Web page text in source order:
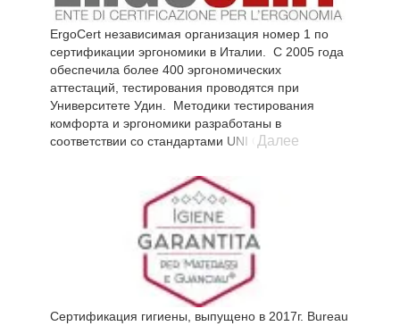
человека в тепле и не допускают перегрева или
переохлаждения во время сна.
Принцип действия волокна OUTLAST®
Вискоза Аутласт вбирает в себя излишнее тепло
исходящее от тела спящего, сохраняет его и
затем медленно отдает обратно. За счет этого
происходит постоянный тепловой кругооборот,
температура которого постоянно регулируется.
ErgoCert независимая организация номер 1 по
сертификации эргономики в Италии. С 2005 года
обеспечила более 400 эргономических
аттестаций, тестирования проводятся при
Университете Удин. Методики тестирования
комфорта и эргономики разработаны в
соответствии со стандартами UNI CEI EN ISO / IEC
законодательства Евро Союза для того, чтобы
обеспечить своим клиентам максимальную
прозрачность и высокий уровень надежности и
доверия. Изделия сертифицированные ЭргоСерт
подтверждают максимальную эргономичность и
комфорт использования.
Далее
Сертификация гигиены, выпущено в 2017г. Bureau